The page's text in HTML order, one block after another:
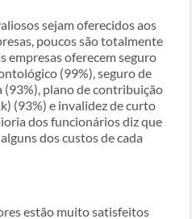
sejam oferecidos aos
poucos são totalmente
empresas oferecem seguro
(99%), seguro de
(93%), plano de contribuição
(93%) e invalidez de curto
dos funcionários diz que
dos custos de cada
estão muito satisfeitos